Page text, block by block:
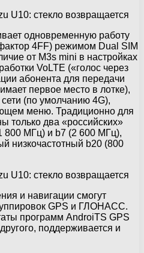
одновременную работу
4FF) режимом Dual SIM
от M3s mini в настройках
VoLTE («голос через
абонента для передачи
первое место в лотке),
(по умолчанию 4G),
меню. Традиционно для
только два «российских»
800 МГц) и b7 (2 600 МГц),
низкочастотный b20 (800
и навигации смогут
GPS и ГЛОНАСС.
программ AndroiTS GPS
поддерживается и